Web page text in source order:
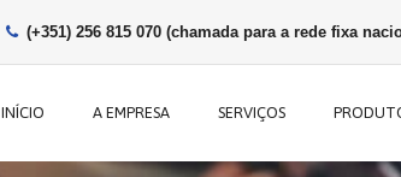
(+351) 256 815 070 (chamada para a rede fixa
INÍCIO A EMPRESA SERVIÇOS